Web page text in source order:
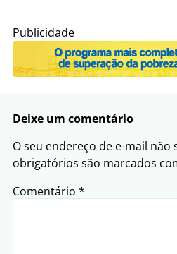
Publicidade
Deixe um comentário
O seu endereço de e-mail não
obrigatórios são marcados
Comentário *